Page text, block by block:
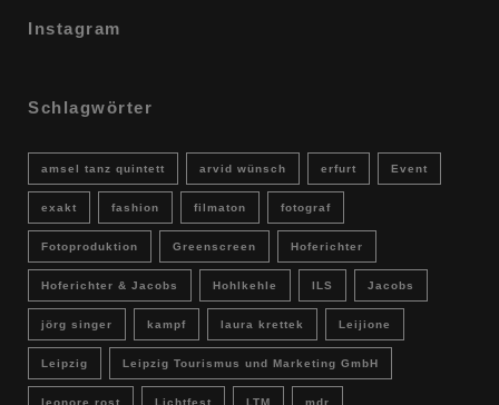
Instagram
Schlagwörter
amsel tanz quintett arvid wünsch erfurt Event
exakt fashion filmaton fotograf
Fotoproduktion Greenscreen Hoferichter
Hoferichter & Jacobs Hohlkehle ILS Jacobs
jörg singer kampf laura krettek Leijione
Leipzig Leipzig Tourismus und Marketing GmbH
leonore rost Lichtfest LTM mdr